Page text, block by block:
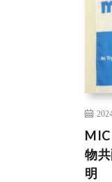
物
明